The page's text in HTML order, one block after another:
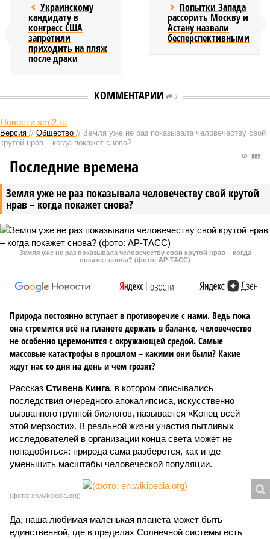
Украинскому
кандидату в
конгресс США
запретили
приходить на пляж
после драки
Попытки Запада
рассорить Москву и
Астану назвали
бесперспективными
КОММЕНТАРИИ 0
Новости smi2.ru
Версия // Общество // Земля уже не раз показывала человечеству свой
крутой нрав – когда покажет снова?
Земля уже не раз показывала человечеству свой крутой
нрав – когда покажет снова?
809
Последние времена
Земля уже не раз показывала человечеству свой крутой нрав – когда
покажет снова? (фото: АР-ТАСС)
Природа постоянно вступает в противоречие с нами. Ведь пока
она стремится всё на планете держать в балансе, человечество
не особенно церемонится с окружающей средой. Самые
массовые катастрофы в прошлом – какими они были? Какие
ждут нас со дня на день и чем грозят?
Рассказ Стивена Кинга, в котором описывались
последствия очередного апокалипсиса, искусственно
вызванного группой биологов, называется «Конец всей
этой мерзости». В реальной жизни участия пытливых
исследователей в организации конца света может не
понадобиться: природа сама разберётся, как и где
уменьшить масштабы человеческой популяции.
(фото: en.wikipedia.org)
Да, наша любимая маленькая планета может быть
единственной, где в пределах Солнечной системы есть